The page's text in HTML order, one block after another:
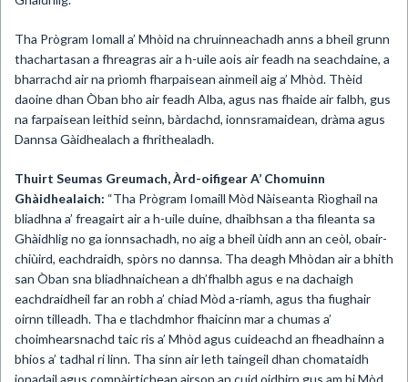
Tha Prògram Iomall a’ Mhòid na chruinneachadh anns a bheil grunn
thachartasan a fhreagras air a h-uile aois air feadh na seachdaine, a
bharrachd air na prìomh fharpaisean ainmeil aig a’ Mhòd. Thèid
daoine dhan Òban bho air feadh Alba, agus nas fhaide air falbh, gus
na farpaisean leithid seinn, bàrdachd, ionnsramaidean, dràma agus
Dannsa Gàidhealach a fhrithealadh.
Thuirt Seumas Greumach, Àrd-oifigear A’ Chomuinn
Ghàidhealaich: “Tha Prògram Iomaill Mòd Nàiseanta Rìoghail na
bliadhna a’ freagairt air a h-uile duine, dhaibhsan a tha fileanta sa
Ghàidhlig no ga ionnsachadh, no aig a bheil ùidh ann an ceòl, obair-
chiùird, eachdraidh, spòrs no dannsa. Tha deagh Mhòdan air a bhith
san Òban sna bliadhnaichean a dh’fhalbh agus e na dachaigh
eachdraidheil far an robh a’ chiad Mòd a-riamh, agus tha fiughair
oirnn tilleadh. Tha e tlachdmhor fhaicinn mar a chumas a’
choimhearsnachd taic ris a’ Mhòd agus cuideachd an fheadhainn a
bhios a’ tadhal ri linn. Tha sinn air leth taingeil dhan chomataidh
ionadail agus compàirtichean airson an cuid oidhirp gus am bi Mòd